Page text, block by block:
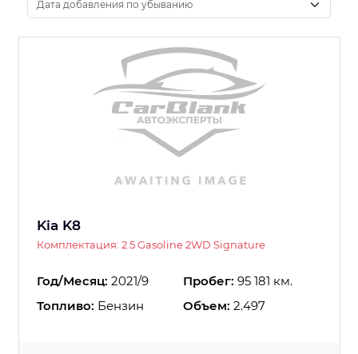
Kia K8
Комплектация: 2.5 Gasoline 2WD Signature
Год/Месяц: 2021/9 Пробег: 95 181 км.
Топливо: Бензин Объем: 2.497